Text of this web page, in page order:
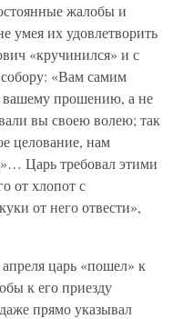
жалобы и
умея их удовлетворить
«кручинился» и с
«Вам самим
прошению, а не
вы своею волею; так
целование, нам
Царь требовал этими
от хлопот с
от него отвести»,
царь «пошел» к
к его приезду
прямо указывал